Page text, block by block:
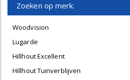
Zoeken op merk:
Woodvision
Lugarde
Hillhout Excellent
Hillhout Tuinverblijven